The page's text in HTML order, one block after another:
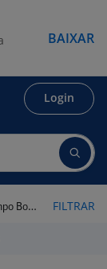
Login
- RS FILTRAR
BAIXAR